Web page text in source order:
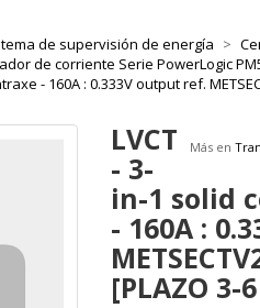
de supervisión de energía
de corriente Serie PowerLogic
- 160A : 0.333V output ref.
Más en
LVCT
- 3-
in-1 solid
- 160A :
[PLAZO 3-